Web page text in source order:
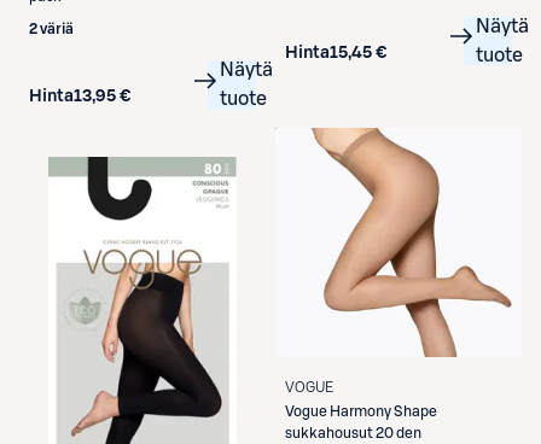
2 väriä
Hinta13,95 €
Näytä
tuote
Hinta15,45 €
Näytä
tuote
VOGUE
Vogue Harmony Shape
sukkahousut 20 den